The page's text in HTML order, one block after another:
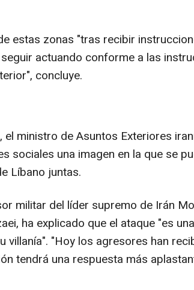
estas zonas "tras recibir
actuando conforme a las
concluye.
el ministro de Asuntos Exteriores
sociales una imagen en la que se
Líbano juntas.
militar del líder supremo de Irán
ha explicado que el ataque "es
villanía". "Hoy los agresores han
tendrá una respuesta más